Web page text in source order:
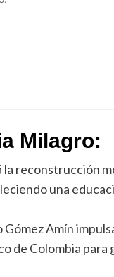
Milagro:
reconstrucción
una
Amín
de Colombia para